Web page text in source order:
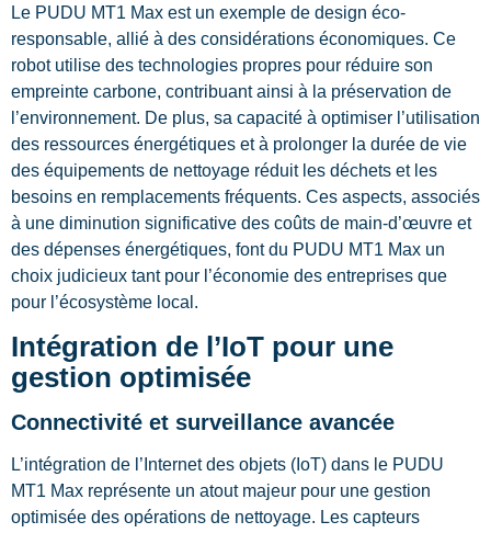
Le PUDU MT1 Max est un exemple de design éco-
responsable, allié à des considérations économiques. Ce
robot utilise des technologies propres pour réduire son
empreinte carbone, contribuant ainsi à la préservation de
l’environnement. De plus, sa capacité à optimiser l’utilisation
des ressources énergétiques et à prolonger la durée de vie
des équipements de nettoyage réduit les déchets et les
besoins en remplacements fréquents. Ces aspects, associés
à une diminution significative des coûts de main-d’œuvre et
des dépenses énergétiques, font du PUDU MT1 Max un
choix judicieux tant pour l’économie des entreprises que
pour l’écosystème local.
Intégration de l’IoT pour une
gestion optimisée
Connectivité et surveillance avancée
L’intégration de l’Internet des objets (IoT) dans le PUDU
MT1 Max représente un atout majeur pour une gestion
optimisée des opérations de nettoyage. Les capteurs